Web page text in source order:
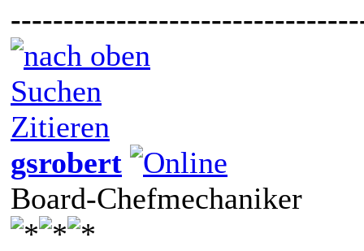
Suchen
Zitieren
gsrobert
Board-Chefmechaniker